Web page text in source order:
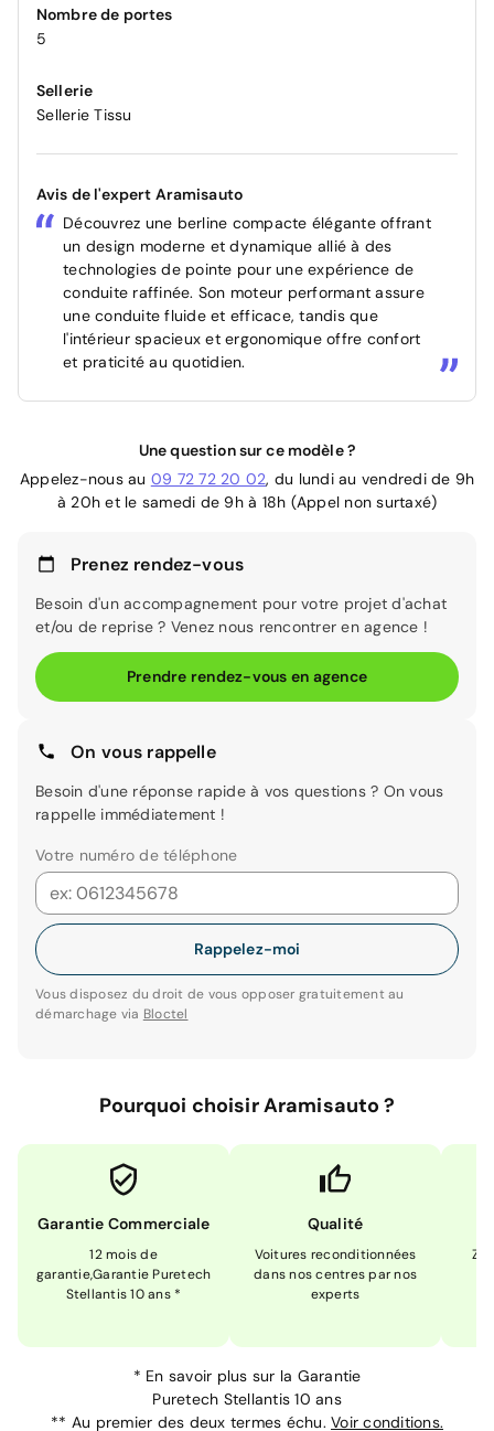
Nombre de portes
5
Sellerie
Sellerie Tissu
Avis de l'expert Aramisauto
Découvrez une berline compacte élégante offrant
un design moderne et dynamique allié à des
technologies de pointe pour une expérience de
conduite raffinée. Son moteur performant assure
une conduite fluide et efficace, tandis que
l'intérieur spacieux et ergonomique offre confort
et praticité au quotidien.
Une question sur ce modèle ?
Appelez-nous au 09 72 72 20 02, du lundi au vendredi de 9h
à 20h et le samedi de 9h à 18h (Appel non surtaxé)
Prenez rendez-vous
Besoin d'un accompagnement pour votre projet d'achat
et/ou de reprise ? Venez nous rencontrer en agence !
Prendre rendez-vous en agence
On vous rappelle
Besoin d'une réponse rapide à vos questions ? On vous
rappelle immédiatement !
Votre numéro de téléphone
Rappelez-moi
Vous disposez du droit de vous opposer gratuitement au
démarchage via Bloctel
Pourquoi choisir Aramisauto ?
Garantie Commerciale
12 mois de
garantie,Garantie Puretech
Stellantis 10 ans *
Qualité
Voitures reconditionnées
dans nos centres par nos
experts
* En savoir plus sur la Garantie
Puretech Stellantis 10 ans
** Au premier des deux termes échu. Voir conditions.